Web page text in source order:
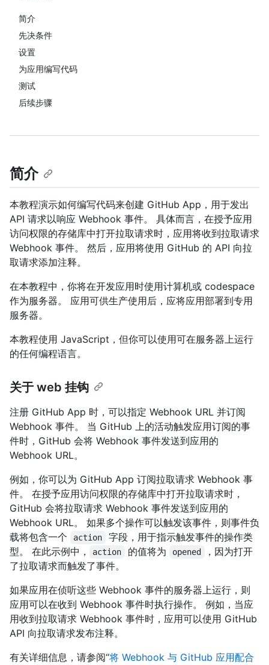
简介
先决条件
设置
为应用编写代码
测试
后续步骤
简介
本教程演示如何编写代码来创建 GitHub App，用于发出
API 请求以响应 Webhook 事件。 具体而言，在授予应用
访问权限的存储库中打开拉取请求时，应用将收到拉取请求
Webhook 事件。 然后，应用将使用 GitHub 的 API 向拉
取请求添加注释。
在本教程中，你将在开发应用时使用计算机或 codespace
作为服务器。 应用可供生产使用后，应将应用部署到专用
服务器。
本教程使用 JavaScript，但你可以使用可在服务器上运行
的任何编程语言。
关于 web 挂钩
注册 GitHub App 时，可以指定 Webhook URL 并订阅
Webhook 事件。 当 GitHub 上的活动触发应用订阅的事
件时，GitHub 会将 Webhook 事件发送到应用的
Webhook URL。
例如，你可以为 GitHub App 订阅拉取请求 Webhook 事
件。 在授予应用访问权限的存储库中打开拉取请求时，
GitHub 会将拉取请求 Webhook 事件发送到应用的
Webhook URL。 如果多个操作可以触发该事件，则事件负
载将包含一个
action
字段，用于指示触发事件的操作类
型。 在此示例中，
action 的值将为 opened
，因为打开
了拉取请求而触发了事件。
如果应用在侦听这些 Webhook 事件的服务器上运行，则
应用可以在收到 Webhook 事件时执行操作。 例如，当应
用收到拉取请求 Webhook 事件时，应用可以使用 GitHub
API 向拉取请求发布注释。
有关详细信息，请参阅“将 Webhook 与 GitHub 应用配合